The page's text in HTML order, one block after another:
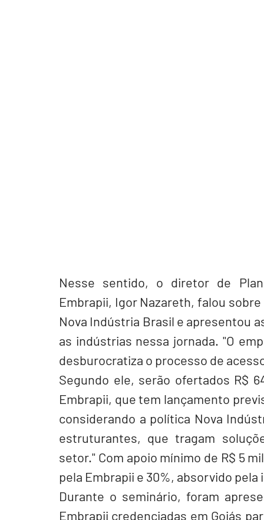
Nesse sentido, o diretor de
Embrapii, Igor Nazareth, falou
Nova Indústria Brasil e apresentou
as indústrias nessa jornada. "O
desburocratiza o processo de
Segundo ele, serão ofertados R$
Embrapii, que tem lançamento
considerando a política Nova
estruturantes, que tragam
setor." Com apoio mínimo de R$ 5
pela Embrapii e 30%, absorvido pela
Durante o seminário, foram
Embrapii credenciadas em Goiás